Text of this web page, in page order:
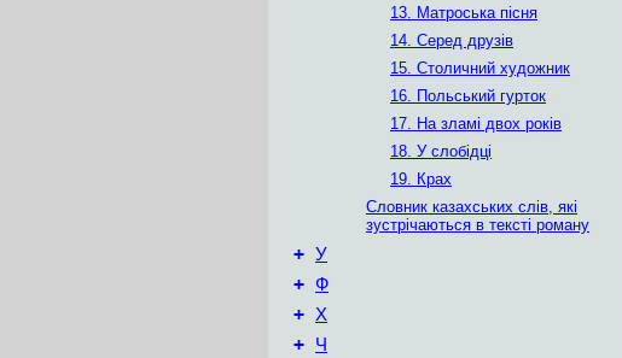
13. Матроська пісня
14. Серед друзів
15. Столичний художник
16. Польський гурток
17. На зламі двох років
18. У слобідці
19. Крах
Словник казахських слів, які
зустрічаються в тексті роману
+ У
+ Ф
+ Х
+ Ч